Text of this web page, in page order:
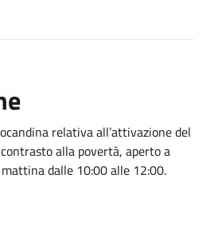
relativa all’attivazione del
alla povertà, aperto a
dalle 10:00 alle 12:00.